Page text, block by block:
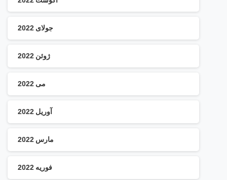
جولای 2022
ژوئن 2022
می 2022
آوریل 2022
مارس 2022
فوریه 2022